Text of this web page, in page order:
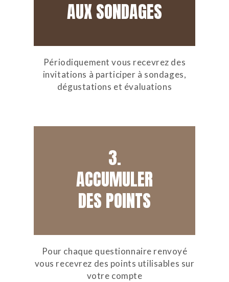
AUX SONDAGES
Périodiquement vous recevrez des
invitations à participer à sondages,
dégustations et évaluations
3.
ACCUMULER
DES POINTS
Pour chaque questionnaire renvoyé
vous recevrez des points utilisables sur
votre compte